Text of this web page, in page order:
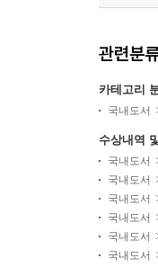
관련분
카테고리
국내도서
수상내역
국내도서
국내도서
국내도서
국내도서
국내도서
국내도서